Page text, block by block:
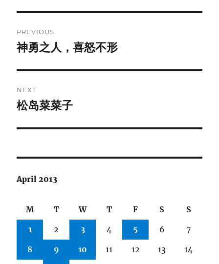
navigation
PREVIOUS
Previous
神勇之人，喜怒不形
NEXT
Next
松岛菜菜子
April 2013
M T W T F S S
1 2 3 4 5 6 7
8 9 10 11 12 13 14